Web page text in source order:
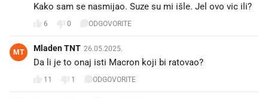
Kako sam se nasmijao. Suze su mi išle. Jel ovo vic ili?
6 0 ODGOVORITE
MT Mladen TNT 26.05.2025.
Da li je to onaj isti Macron koji bi ratovao?
11 1 ODGOVORITE